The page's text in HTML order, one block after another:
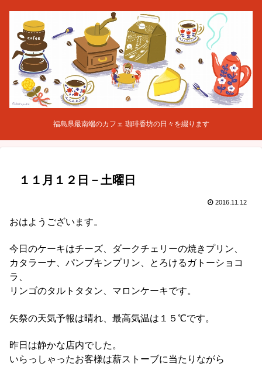
福島県最南端のカフェ 珈琲香坊の日々を綴ります
１１月１２日－土曜日
2016.11.12
おはようございます。
今日のケーキはチーズ、ダークチェリーの焼きプリン、
カタラーナ、パンプキンプリン、とろけるガトーショコ
ラ、
リンゴのタルトタタン、マロンケーキです。
矢祭の天気予報は晴れ、最高気温は１５℃です。
昨日は静かな店内でした。
いらっしゃったお客様は薪ストーブに当たりながら